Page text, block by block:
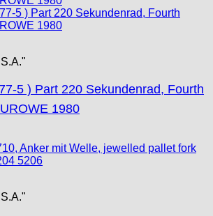
5 ) Part 220 Sekundenrad, Fourth
1980